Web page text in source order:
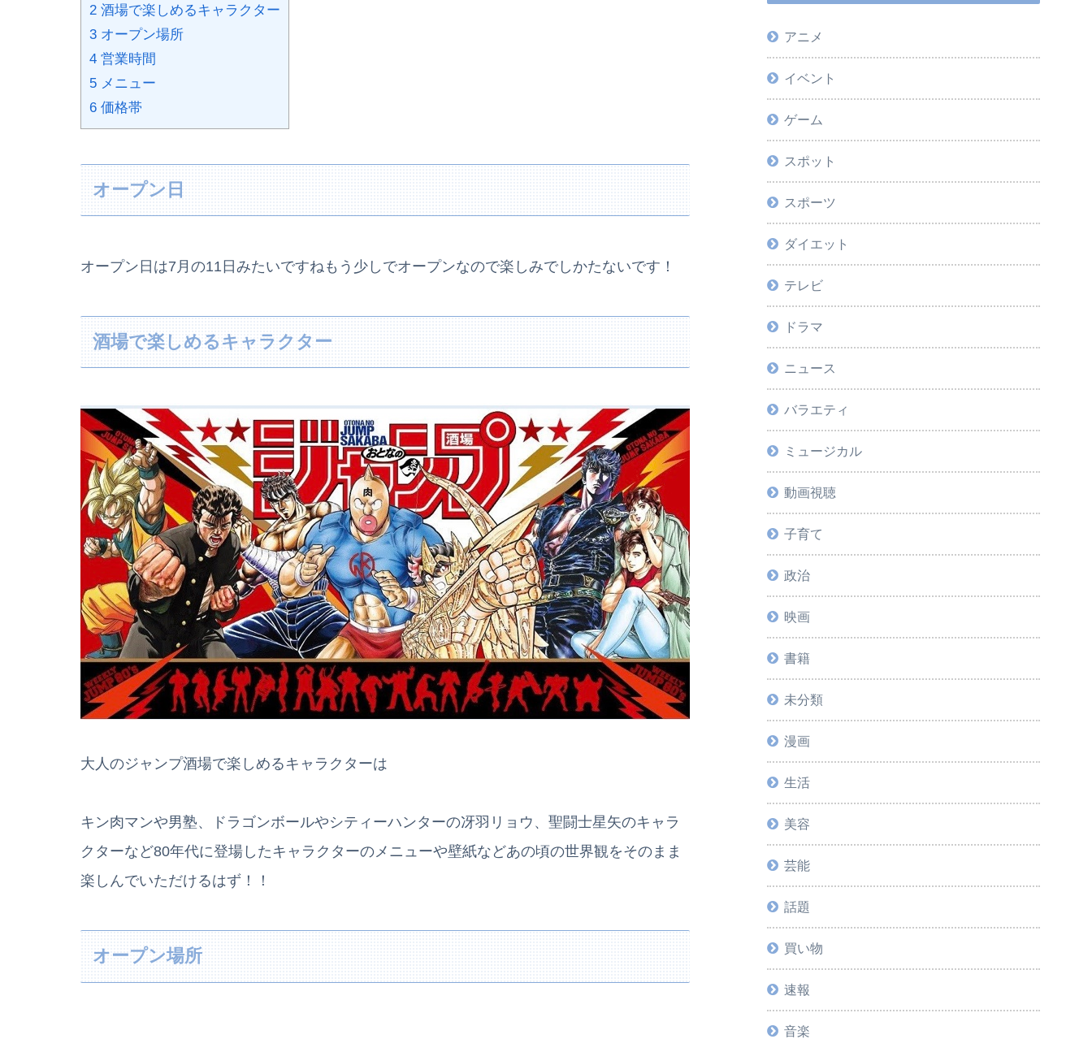
2 酒場で楽しめるキャラクター
3 オープン場所
4 営業時間
5 メニュー
6 価格帯
オープン日
オープン日は7月の11日みたいですねもう少しでオープンなので楽しみでしかたないです！
酒場で楽しめるキャラクター
大人のジャンプ酒場で楽しめるキャラクターは
キン肉マンや男塾、ドラゴンボールやシティーハンターの冴羽リョウ、聖闘士星矢のキャラ
クターなど80年代に登場したキャラクターのメニューや壁紙などあの頃の世界観をそのまま
楽しんでいただけるはず！！
オープン場所
アニメ
イベント
ゲーム
スポット
スポーツ
ダイエット
テレビ
ドラマ
ニュース
バラエティ
ミュージカル
動画視聴
子育て
政治
映画
書籍
未分類
漫画
生活
美容
芸能
話題
買い物
速報
音楽